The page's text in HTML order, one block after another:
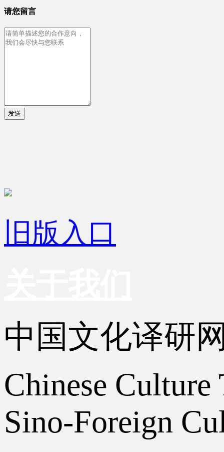
请您留言
发送
旧版入口
中国文化译研
Chinese
Sino-Foreign